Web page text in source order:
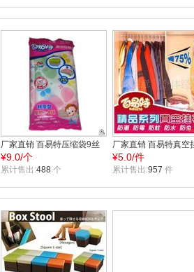
厂家直销 百易特压缩袋9丝
暴大 100X130单只装 8079
全场混批
¥9.0/个
累计售出:488 个
厂家直销 百易特真空
真空压缩袋8068
全场混批
¥5.0/件
累计售出:957 件